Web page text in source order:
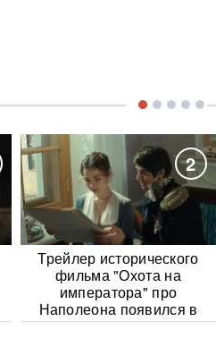
2
Трейлер исторического
фильма "Охота на
императора" про
Наполеона появился в
Сети